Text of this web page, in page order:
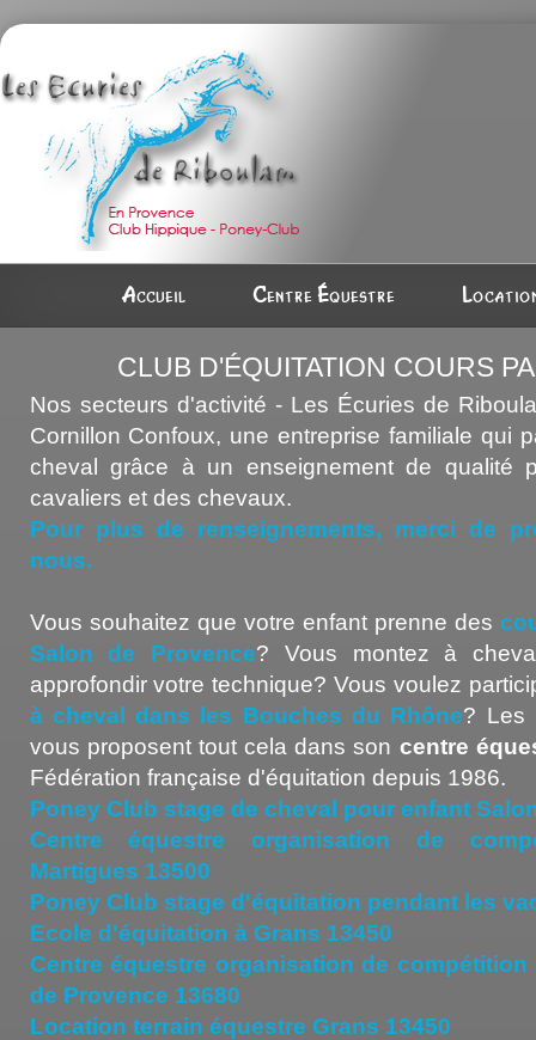
Accueil Centre équestre
CLUB D'ÉQUITATION COURS
Nos secteurs d'activité - Les Écuries de
Cornillon Confoux, une entreprise familiale qui
cheval grâce à un enseignement de qualité
cavaliers et des chevaux.
Pour plus de renseignements, merci de
nous.
Vous souhaitez que votre enfant prenne des
Salon de Provence? Vous montez à
approfondir votre technique? Vous voulez
à cheval dans les Bouches du Rhône? Les
vous proposent tout cela dans son centre
Fédération française d'équitation depuis 1986.
Poney Club stage de cheval pour enfant
Centre équestre organisation de
Martigues 13500
Poney Club stage d'équitation pendant les
Ecole d'équitation à Grans 13450
Centre équestre organisation de
de Provence 13680
Location terrain équestre Grans 13450